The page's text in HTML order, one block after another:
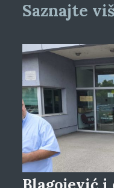
Saznajte
Blagojević i